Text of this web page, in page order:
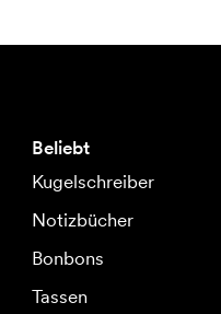
Beliebt
Kugelschreiber
Notizbücher
Bonbons
Tassen